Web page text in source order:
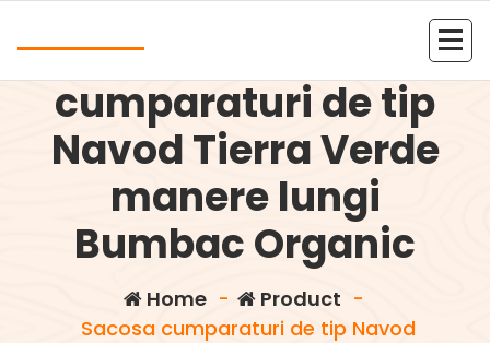
cumparaturi de tip
Navod Tierra Verde
manere lungi
Bumbac Organic
Home- Product -
Sacosa cumparaturi de tip Navod